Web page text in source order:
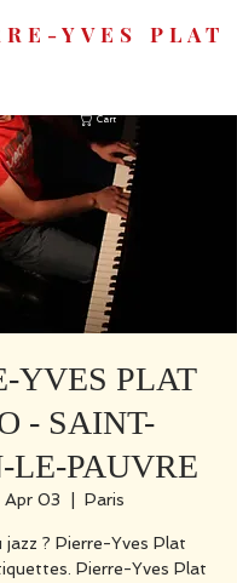
Cart
YVES PLAT
YVES PLAT
- SAINT-
LE-PAUVRE
Apr 03 Paris
jazz ? Pierre-Yves Plat
Pierre-Yves Plat